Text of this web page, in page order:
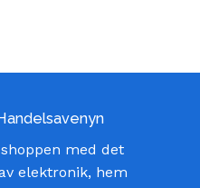
med det
elektronik, hem